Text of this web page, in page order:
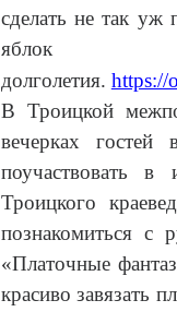
сделать не так уж
яблок
долголетия. https://
В Троицкой
вечерках гостей
поучаствовать
Троицкого
познакомиться с
«Платочные
красиво завязать